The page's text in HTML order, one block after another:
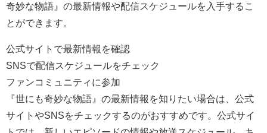
奇妙な物語』の最新情報や配信スケジュールを入手するこ
とができます。
公式サイトで最新情報を確認
SNSで配信スケジュールをチェック
ファンコミュニティに参加
『世にも奇妙な物語』の最新情報を知りたい場合は、公式
サイトやSNSをチェックするのがおすすめです。公式サイ